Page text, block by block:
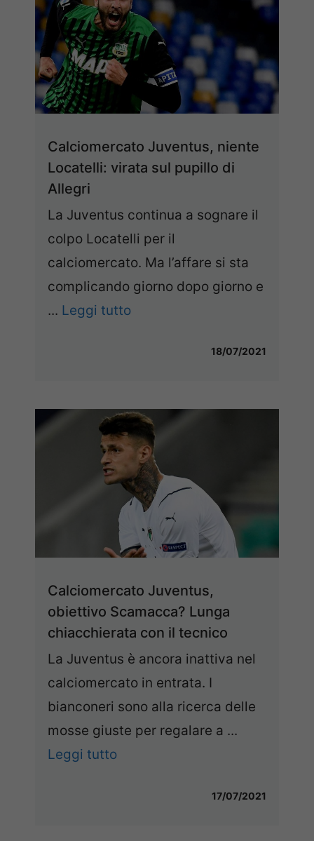
Calciomercato Juventus, niente
Locatelli: virata sul pupillo di
Allegri
La Juventus continua a sognare il
colpo Locatelli per il
calciomercato. Ma l’affare si sta
complicando giorno dopo giorno e
... Leggi tutto
18/07/2021
Calciomercato Juventus,
obiettivo Scamacca? Lunga
chiacchierata con il tecnico
La Juventus è ancora inattiva nel
calciomercato in entrata. I
bianconeri sono alla ricerca delle
mosse giuste per regalare a ...
Leggi tutto
17/07/2021